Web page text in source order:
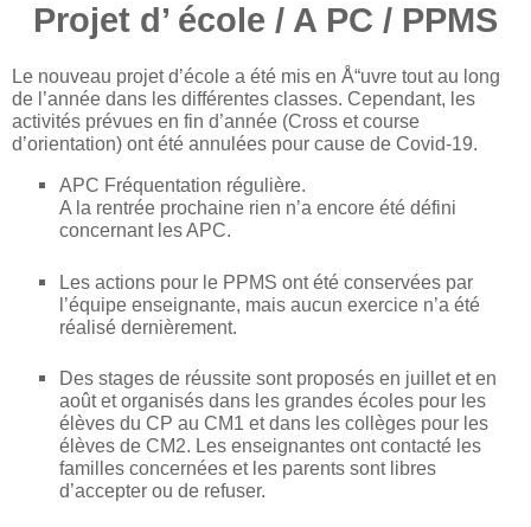
Projet d’ école / A PC / PPMS
Le nouveau projet d’école a été mis en Å“uvre tout au long
de l’année dans les différentes classes. Cependant, les
activités prévues en fin d’année (Cross et course
d’orientation) ont été annulées pour cause de Covid-19.
APC Fréquentation régulière.
A la rentrée prochaine rien n’a encore été défini
concernant les APC.
Les actions pour le PPMS ont été conservées par
l’équipe enseignante, mais aucun exercice n’a été
réalisé dernièrement.
Des stages de réussite sont proposés en juillet et en
août et organisés dans les grandes écoles pour les
élèves du CP au CM1 et dans les collèges pour les
élèves de CM2. Les enseignantes ont contacté les
familles concernées et les parents sont libres
d’accepter ou de refuser.